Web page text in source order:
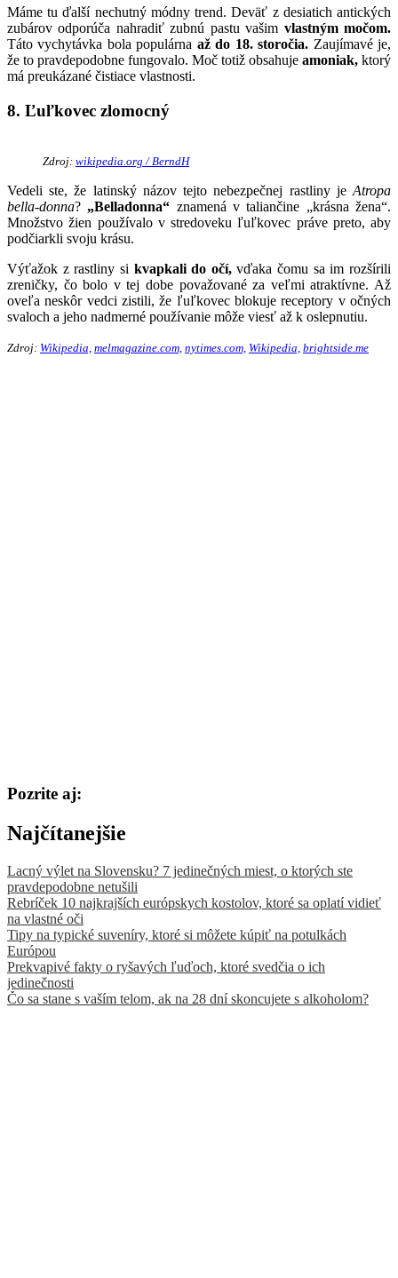
Máme tu ďalší nechutný módny trend. Deväť z desiatich antických
zubárov odporúča nahradiť zubnú pastu vašim vlastným močom.
Táto vychytávka bola populárna až do 18. storočia. Zaujímavé je,
že to pravdepodobne fungovalo. Moč totiž obsahuje amoniak, ktorý
má preukázané čistiace vlastnosti.
8. Ľuľkovec zlomocný
Zdroj: wikipedia.org / BerndH
Vedeli ste, že latinský názov tejto nebezpečnej rastliny je Atropa
bella-donna? „Belladonna“ znamená v taliančine „krásna žena“.
Množstvo žien používalo v stredoveku ľuľkovec práve preto, aby
podčiarkli svoju krásu.
Výťažok z rastliny si kvapkali do očí,vďaka čomu sa im rozšírili
zreničky, čo bolo v tej dobe považované za veľmi atraktívne. Až
oveľa neskôr vedci zistili, že ľuľkovec blokuje receptory v očných
svaloch a jeho nadmerné používanie môže viesť až k oslepnutiu.
Zdroj: Wikipedia, melmagazine.com, nytimes.com, Wikipedia, brightside.me
Pozrite aj:
Najčítanejšie
Lacný výlet na Slovensku? 7 jedinečných miest, o ktorých ste
pravdepodobne netušili
Rebríček 10 najkrajších európskych kostolov, ktoré sa oplatí vidieť
na vlastné oči
Tipy na typické suveníry, ktoré si môžete kúpiť na potulkách
Európou
Prekvapivé fakty o ryšavých ľuďoch, ktoré svedčia o ich
jedinečnosti
Čo sa stane s vaším telom, ak na 28 dní skoncujete s alkoholom?